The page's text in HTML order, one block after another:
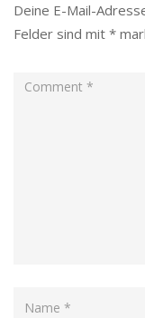
Deine E-Mail-
Felder sind mit *